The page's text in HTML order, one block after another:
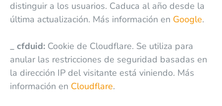
distinguir a los usuarios. Caduca al año desde la
última actualización. Más información en Google.
_ cfduid: Cookie de Cloudflare. Se utiliza para
anular las restricciones de seguridad basadas en
la dirección IP del visitante está viniendo. Más
información en Cloudflare.